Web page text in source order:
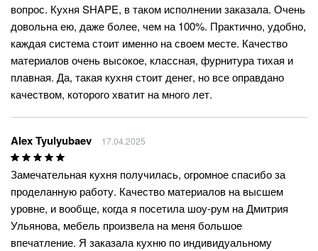
вопрос. Кухня SHAPE, в таком исполнении заказала. Очень
довольна ею, даже более, чем на 100%. Практично, удобно,
каждая система стоит именно на своем месте. Качество
материалов очень высокое, классная, фурнитура тихая и
плавная. Да, такая кухня стоит денег, но все оправдано
качеством, которого хватит на много лет.
Alex Tyulyubaev 17.04.2025
Замечательная кухня получилась, огромное спасибо за
проделанную работу. Качество материалов на высшем
уровне, и вообще, когда я посетила шоу-рум на Дмитрия
Ульянова, мебель произвела на меня большое
впечатление. Я заказала кухню по индивидуальному